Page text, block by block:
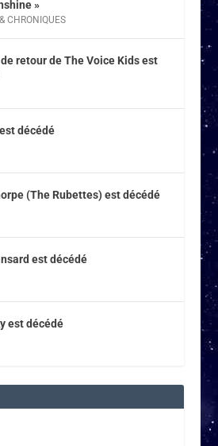
»
CHRONIQUES
retour de The Voice Kids est
décédé
(The Rubettes) est décédé
est décédé
est décédé